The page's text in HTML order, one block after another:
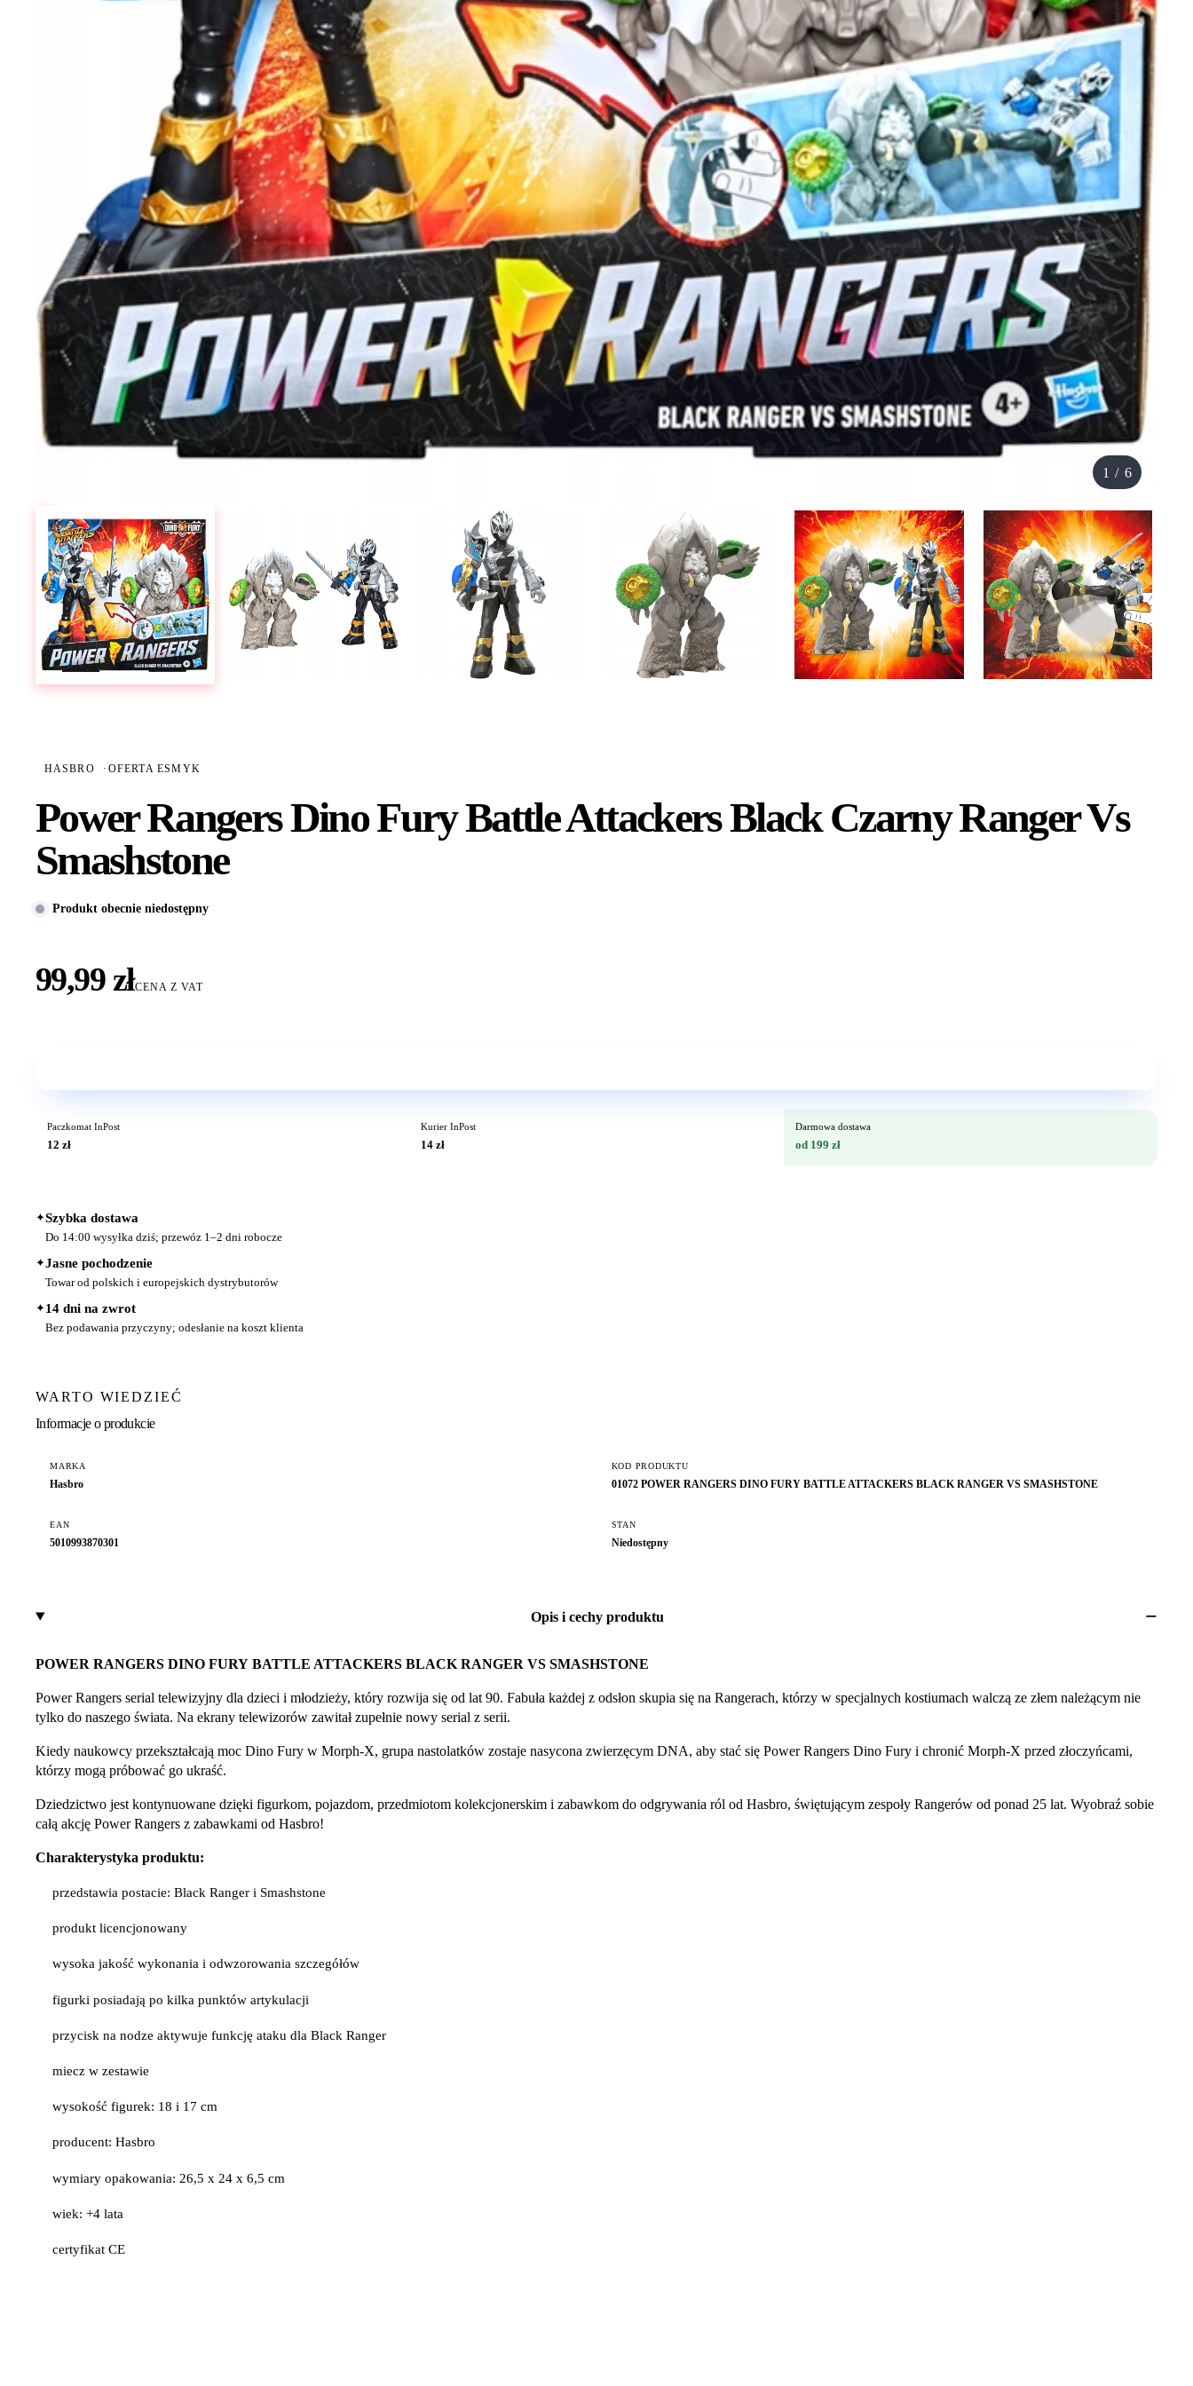
1 / 6
HASBRO · OFERTA ESMYK
Power Rangers Dino Fury Battle Attackers Black Czarny Ranger Vs
Smashstone
Produkt obecnie niedostępny
99,99 złCENA Z VAT
Paczkomat InPost
12 zł
Kurier InPost
14 zł
Darmowa dostawa
od 199 zł
✦Szybka dostawa
Do 14:00 wysyłka dziś; przewóz 1–2 dni robocze
✦Jasne pochodzenie
Towar od polskich i europejskich dystrybutorów
✦14 dni na zwrot
Bez podawania przyczyny; odesłanie na koszt klienta
WARTO WIEDZIEĆ
Informacje o produkcie
MARKA
Hasbro
KOD PRODUKTU
01072 POWER RANGERS DINO FURY BATTLE ATTACKERS BLACK RANGER VS SMASHSTONE
EAN
5010993870301
STAN
Niedostępny
Opis i cechy produktu
POWER RANGERS DINO FURY BATTLE ATTACKERS BLACK RANGER VS SMASHSTONE
Power Rangers serial telewizyjny dla dzieci i młodzieży, który rozwija się od lat 90. Fabuła każdej z odsłon skupia się na Rangerach, którzy w specjalnych kostiumach walczą ze złem należącym nie
tylko do naszego świata. Na ekrany telewizorów zawitał zupełnie nowy serial z serii.
Kiedy naukowcy przekształcają moc Dino Fury w Morph-X, grupa nastolatków zostaje nasycona zwierzęcym DNA, aby stać się Power Rangers Dino Fury i chronić Morph-X przed złoczyńcami,
którzy mogą próbować go ukraść.
Dziedzictwo jest kontynuowane dzięki figurkom, pojazdom, przedmiotom kolekcjonerskim i zabawkom do odgrywania ról od Hasbro, świętującym zespoły Rangerów od ponad 25 lat. Wyobraź sobie
całą akcję Power Rangers z zabawkami od Hasbro!
Charakterystyka produktu:
przedstawia postacie: Black Ranger i Smashstone
produkt licencjonowany
wysoka jakość wykonania i odwzorowania szczegółów
figurki posiadają po kilka punktów artykulacji
przycisk na nodze aktywuje funkcję ataku dla Black Ranger
miecz w zestawie
wysokość figurek: 18 i 17 cm
producent: Hasbro
wymiary opakowania: 26,5 x 24 x 6,5 cm
wiek: +4 lata
certyfikat CE